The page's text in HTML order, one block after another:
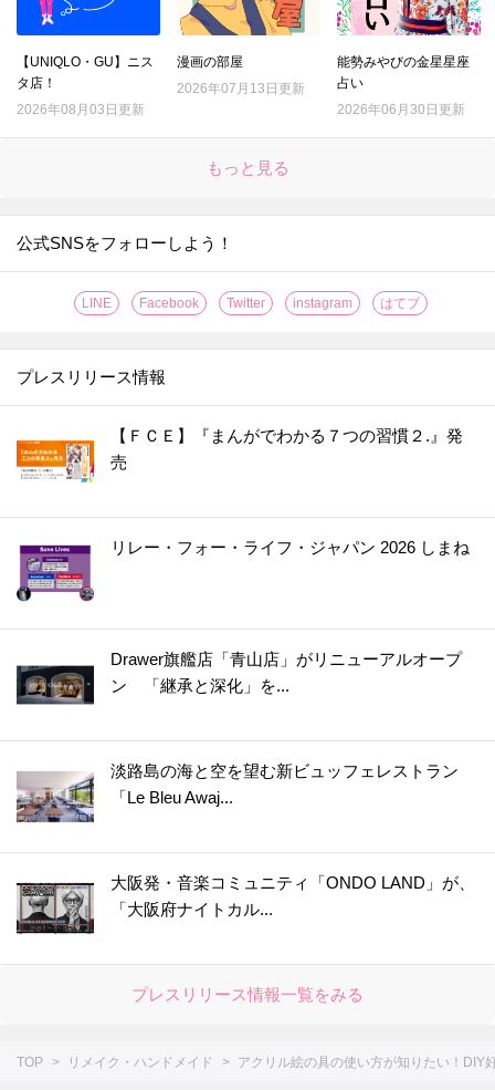
【UNIQLO・GU】ニス
タ店！
2026年08月03日更新
漫画の部屋
2026年07月13日更新
能勢みやびの金星星座
占い
2026年06月30日更新
もっと見る
公式SNSをフォローしよう！
LINE Facebook Twitter instagram はてブ
プレスリリース情報
【ＦＣＥ】『まんがでわかる７つの習慣２.』発
売
リレー・フォー・ライフ・ジャパン 2026 しまね
Drawer旗艦店「青山店」がリニューアルオープ
ン 「継承と深化」を...
淡路島の海と空を望む新ビュッフェレストラン
「Le Bleu Awaj...
大阪発・音楽コミュニティ「ONDO LAND」が、
「大阪府ナイトカル...
プレスリリース情報一覧をみる
TOP リメイク・ハンドメイド アクリル絵の具の使い方が知りたい！DIY